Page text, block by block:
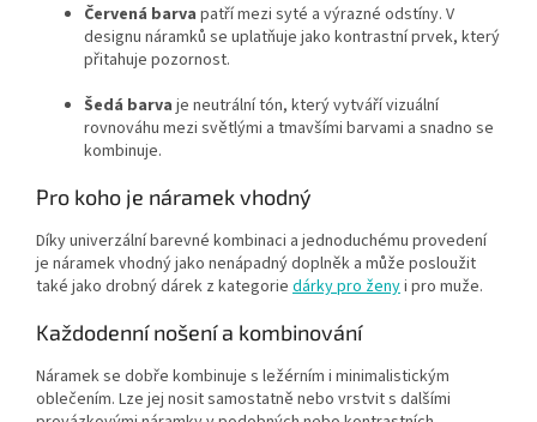
Červená barva patří mezi syté a výrazné odstíny. V
designu náramků se uplatňuje jako kontrastní prvek, který
přitahuje pozornost.
Šedá barva je neutrální tón, který vytváří vizuální
rovnováhu mezi světlými a tmavšími barvami a snadno se
kombinuje.
Pro koho je náramek vhodný
Díky univerzální barevné kombinaci a jednoduchému provedení
je náramek vhodný jako nenápadný doplněk a může posloužit
také jako drobný dárek z kategorie dárky pro ženyi pro muže.
Každodenní nošení a kombinování
Náramek se dobře kombinuje s ležérním i minimalistickým
oblečením. Lze jej nosit samostatně nebo vrstvit s dalšími